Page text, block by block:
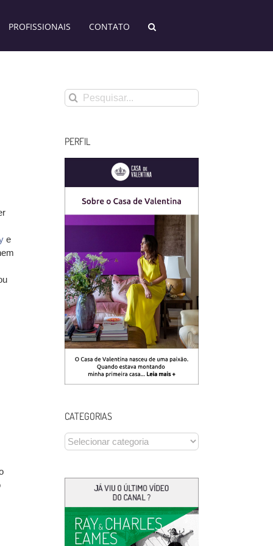
PROFISSIONAIS CONTATO
e
Buscar
resultados
PERFIL
CATEGORIAS
CATEGORIAS